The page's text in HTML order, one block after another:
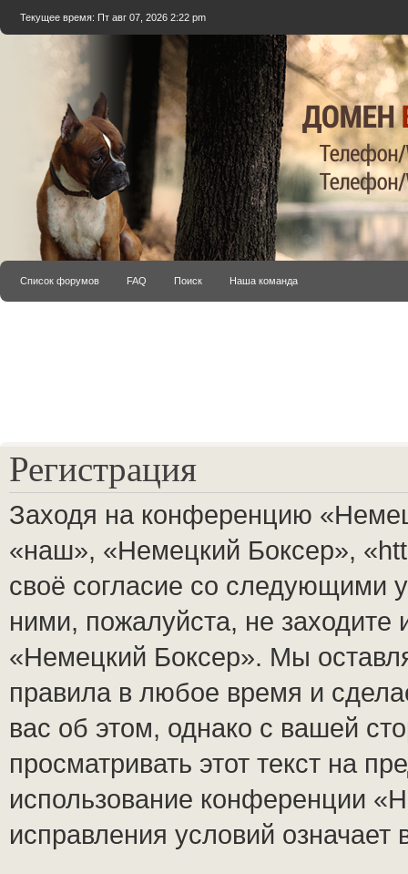
Текущее время: Пт авг 07, 2026 2:22 pm
Список форумов FAQ Поиск Наша команда
Регистрация
Заходя на конференцию
«наш», «Немецкий Боксер»,
своё согласие со следующими
ними, пожалуйста, не
«Немецкий Боксер». Мы
правила в любое время и
вас об этом, однако с вашей
просматривать этот текст на
использование конференции
исправления условий